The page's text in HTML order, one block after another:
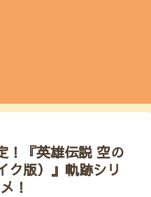
！『英雄伝説 空の
版）』軌跡シリ
！